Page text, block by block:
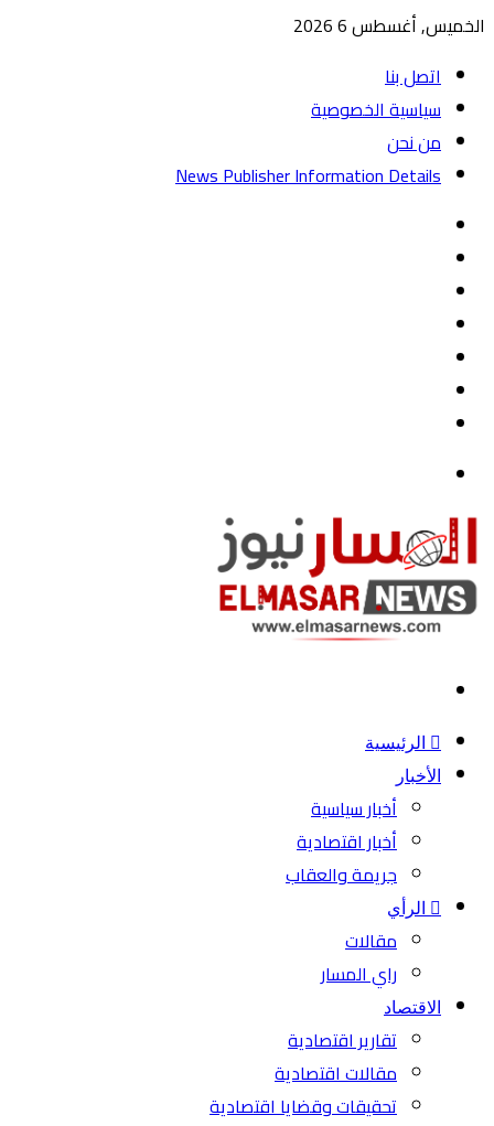
الخميس, أغسطس 6 2026
اتصل بنا
سياسية الخصوصية
من نحن
News Publisher Information Details
الرئيسية
الأخبار
أخبار سياسية
أخبار اقتصادية
جريمة والعقاب
الرأي
مقالات
راي المسار
الاقتصاد
تقارير اقتصادية
مقالات اقتصادية
تحقيقات وقضايا اقتصادية